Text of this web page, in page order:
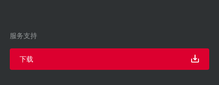
服务支持
下载